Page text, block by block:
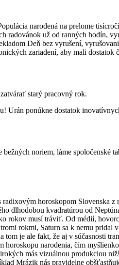
narodená na prelome
radovánok už od ranných hodín,
Deň bez vyrušení,
zariadení, aby mali dostatok
starý pracovný rok.
Urán ponúkne dostatok
noriem, láme spoločenské
horoskopom Slovenska z
dlhodobou kvadratúrou od
rokov musí tráviť. Od médií,
rokmi, Saturn sa k nemu pridal
je ale fakt, že aj v súčasnosti
narodenia, čím
más vizuálnou produkciou
Mrázik nás pravidelne